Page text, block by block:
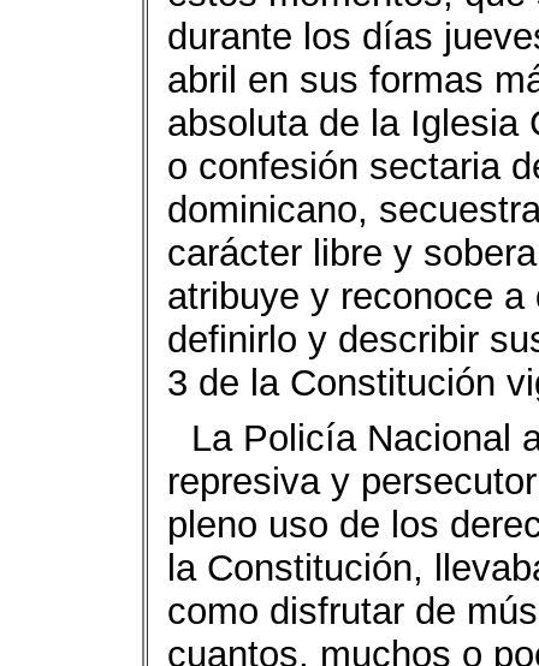
durante los días
abril en sus formas
absoluta de la Iglesia
o confesión sectaria
dominicano,
carácter libre y
atribuye y reconoce
definirlo y describir
3 de la Constitución
La Policía Nacional
represiva y
pleno uso de los
la Constitución,
como disfrutar de
cuantos, muchos o